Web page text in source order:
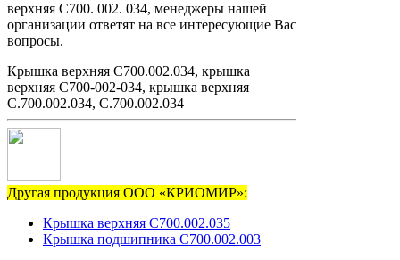
верхняя С700. 002. 034, менеджеры нашей
организации ответят на все интересующие Вас
вопросы.
Крышка верхняя С700.002.034, крышка
верхняя С700-002-034, крышка верхняя
С.700.002.034, С.700.002.034
Другая продукция ООО «КРИОМИР»:
Крышка верхняя С700.002.035
Крышка подшипника С700.002.003